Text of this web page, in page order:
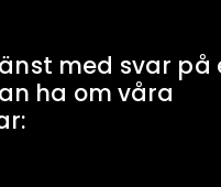
med svar på
ha om våra